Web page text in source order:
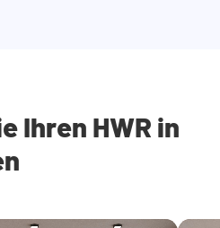
Ihren HWR in